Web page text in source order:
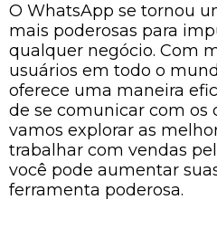
O WhatsApp se tornou
mais poderosas para
qualquer negócio. Com
usuários em todo o
oferece uma maneira
de se comunicar com os
vamos explorar as
trabalhar com vendas
você pode aumentar
ferramenta poderosa.